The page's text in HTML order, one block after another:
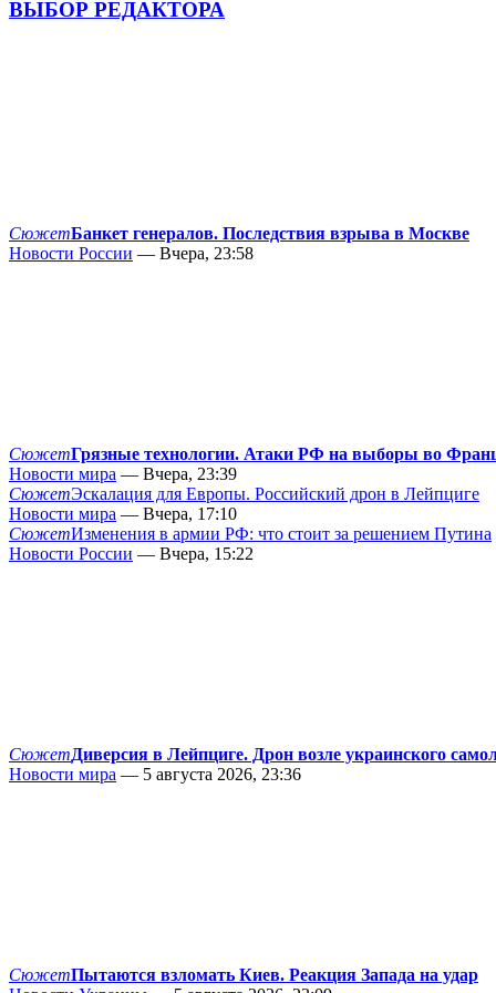
ВЫБОР РЕДАКТОРА
СюжетБанкет генералов. Последствия взрыва в Москве
Новости России — Вчера, 23:58
СюжетГрязные технологии. Атаки РФ на выборы во
Новости мира — Вчера, 23:39
СюжетЭскалация для Европы. Российский дрон в Лейпциге
Новости мира — Вчера, 17:10
СюжетИзменения в армии РФ: что стоит за решением Путина
Новости России — Вчера, 15:22
СюжетДиверсия в Лейпциге. Дрон возле украинского
Новости мира — 5 августа 2026, 23:36
СюжетПытаются взломать Киев. Реакция Запада на удар